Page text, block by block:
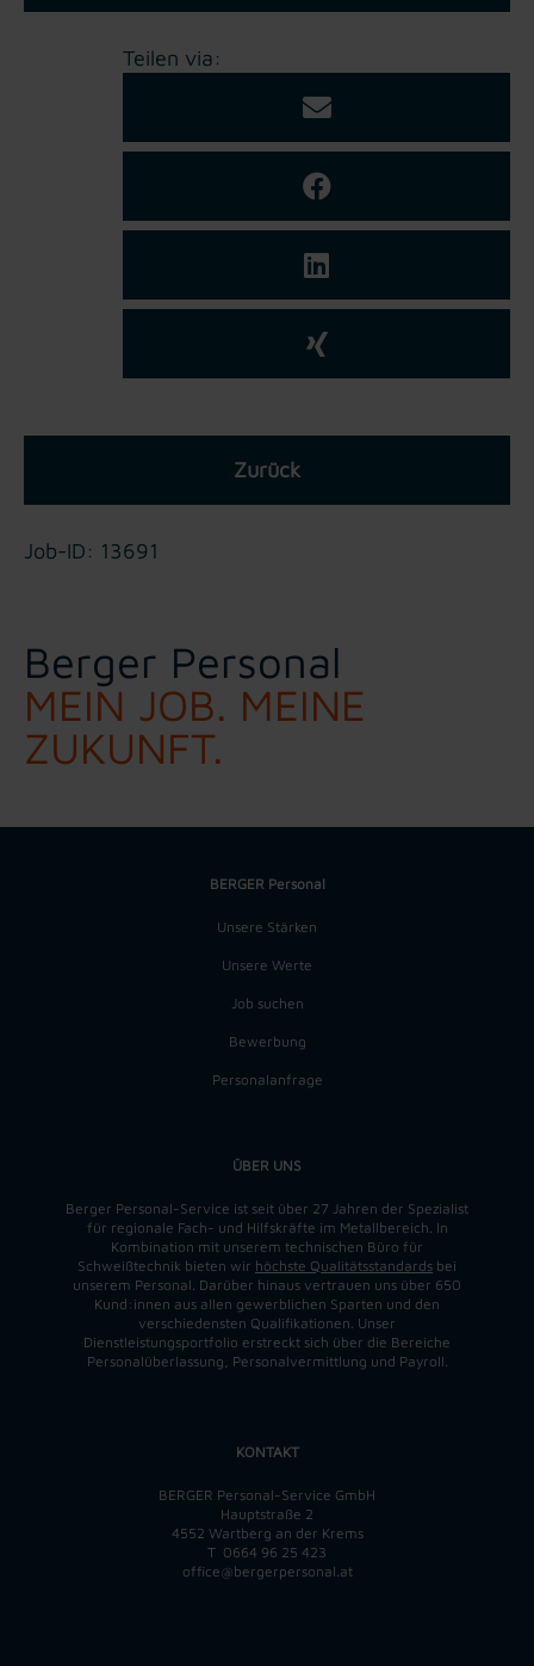
Teilen via:
Zurück
Job-ID: 13691
Berger Personal
MEIN JOB. MEINE
ZUKUNFT.
BERGER Personal
Unsere Stärken
Unsere Werte
Job suchen
Bewerbung
Personalanfrage
ÜBER UNS
Berger Personal-Service ist seit über 27 Jahren der Spezialist
für regionale Fach- und Hilfskräfte im Metallbereich. In
Kombination mit unserem technischen Büro für
Schweißtechnik bieten wir höchste Qualitätsstandards bei
unserem Personal. Darüber hinaus vertrauen uns über 650
Kund:innen aus allen gewerblichen Sparten und den
verschiedensten Qualifikationen. Unser
Dienstleistungsportfolio erstreckt sich über die Bereiche
Personalüberlassung, Personalvermittlung und Payroll.
KONTAKT
BERGER Personal-Service GmbH
Hauptstraße 2
4552 Wartberg an der Krems
T 0664 96 25 423
office@bergerpersonal.at